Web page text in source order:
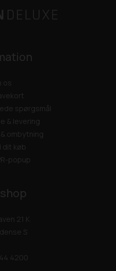
os
spørgsmål
& levering
ombytning
dit køb
popup
21 K
S
4200